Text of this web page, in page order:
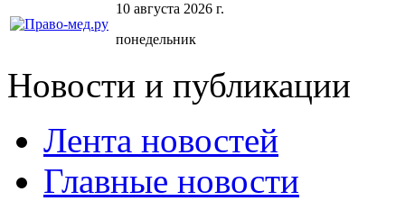
10 августа 2026 г.
понедельник
Новости и публикации
Лента новостей
Главные новости